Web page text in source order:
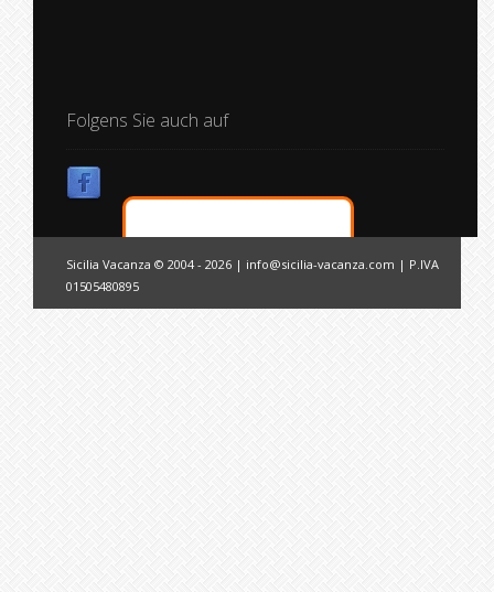
Folgens Sie auch auf
Sicilia Vacanza © 2004 - 2026 | info@sicilia-vacanza.com | P.IVA
01505480895